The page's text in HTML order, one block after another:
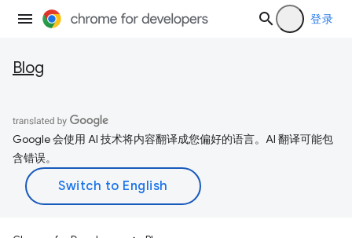
登录
Blog
Google 会使用 AI 技术将内容翻译成您偏好的语言。AI 翻译可能包
含错误。